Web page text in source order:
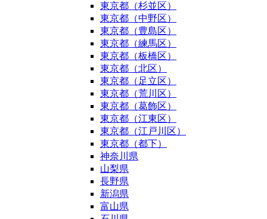
東京都（杉並区）
東京都（中野区）
東京都（豊島区）
東京都（練馬区）
東京都（板橋区）
東京都（北区）
東京都（足立区）
東京都（荒川区）
東京都（葛飾区）
東京都（江東区）
東京都（江戸川区）
東京都（都下）
神奈川県
山梨県
長野県
新潟県
富山県